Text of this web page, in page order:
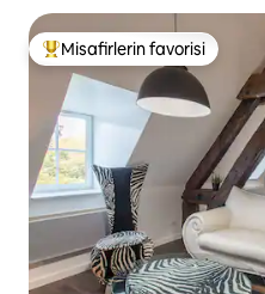
Misafirlerin favorilerinden
Misafirlerin favorisi